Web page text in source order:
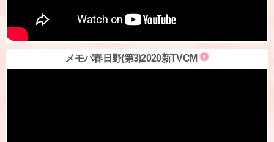
メモパ春日野(第3)2020新TVCM